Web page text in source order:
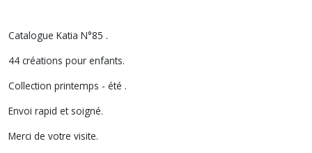
Catalogue Katia N°85 .
44 créations pour enfants.
Collection printemps - été .
Envoi rapid et soigné.
Merci de votre visite.